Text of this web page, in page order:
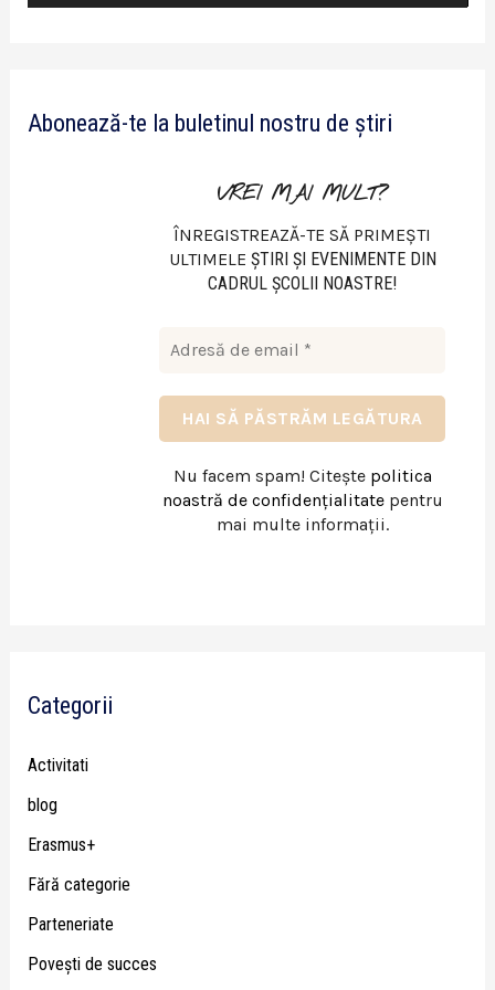
o
Abonează-te la buletinul nostru de știri
VREI MAI MULT?
ÎNREGISTREAZĂ-TE SĂ PRIMEȘTI
ULTIMELE ŞTIRI ŞI EVENIMENTE DIN
CADRUL ŞCOLII NOASTRE!
Nu facem spam! Citește politica
noastră de confidențialitatepentru
mai multe informații.
Categorii
Activitati
blog
Erasmus+
Fără categorie
Parteneriate
Poveşti de succes